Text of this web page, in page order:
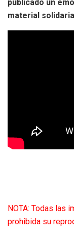
publicado un
material
NOTA: Todas las
prohibida su